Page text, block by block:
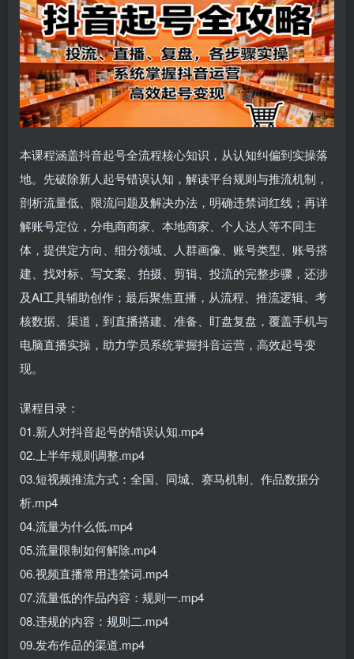
软件 Linux软件 Android软件
本课程涵盖抖音起号全流程核心知识，从认知纠偏到实操落
地。先破除新人起号错误认知，解读平台规则与推流机制，
剖析流量低、限流问题及解决办法，明确违禁词红线；再详
解账号定位，分电商商家、本地商家、个人达人等不同主
体，提供定方向、细分领域、人群画像、账号类型、账号搭
建、找对标、写文案、拍摄、剪辑、投流的完整步骤，还涉
及AI工具辅助创作；最后聚焦直播，从流程、推流逻辑、考
核数据、渠道，到直播搭建、准备、盯盘复盘，覆盖手机与
电脑直播实操，助力学员系统掌握抖音运营，高效起号变
现。
课程目录：
01.新人对抖音起号的错误认知.mp4
02.上半年规则调整.mp4
03.短视频推流方式：全国、同城、赛马机制、作品数据分
析.mp4
04.流量为什么低.mp4
05.流量限制如何解除.mp4
06.视频直播常用违禁词.mp4
07.流量低的作品内容：规则一.mp4
08.违规的内容：规则二.mp4
09.发布作品的渠道.mp4